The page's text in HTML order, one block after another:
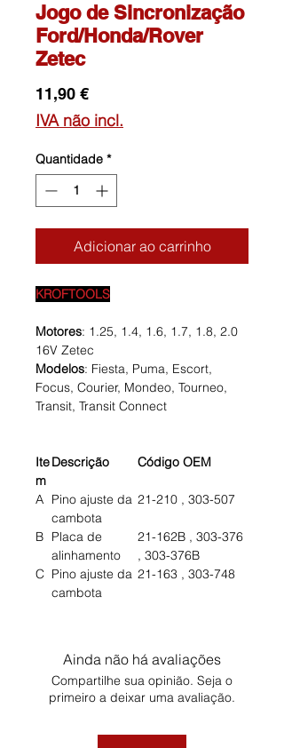
Jogo de Sincronização
Ford/Honda/Rover
Zetec
11,90 €Preço
IVA não incl.
Quantidade *
Adicionar ao carrinho
KROFTOOLS
Motores: 1.25, 1.4, 1.6, 1.7, 1.8, 2.0
16V Zetec
Modelos: Fiesta, Puma, Escort,
Focus, Courier, Mondeo, Tourneo,
Transit, Transit Connect
Ite
m
Descrição Código OEM
A Pino ajuste da
cambota
21-210 , 303-507
B Placa de
alinhamento
21-162B , 303-376
, 303-376B
C Pino ajuste da
cambota
21-163 , 303-748
Ainda não há avaliações
Compartilhe sua opinião. Seja o
primeiro a deixar uma avaliação.